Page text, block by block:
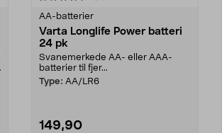
AA-batterier
Varta Longlife Power batteri
24 pk
Svanemerkede AA- eller AAA-
batterier til fjer...
Type: AA/LR6
149,90